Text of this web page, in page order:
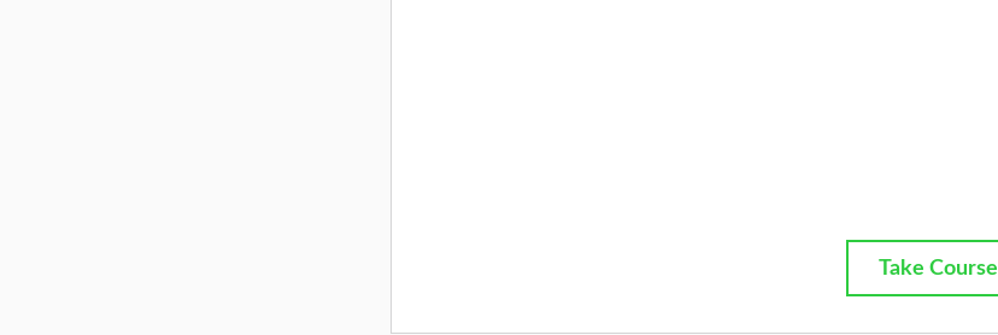
Take Course